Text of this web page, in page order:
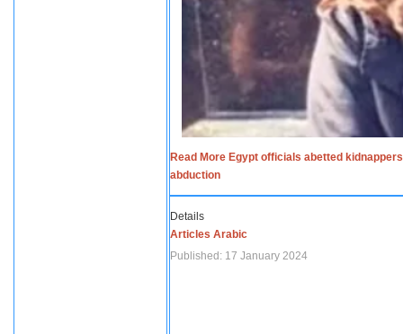
Read More Egypt officials abetted
abduction
Details
Articles Arabic
Published: 17 January 2024